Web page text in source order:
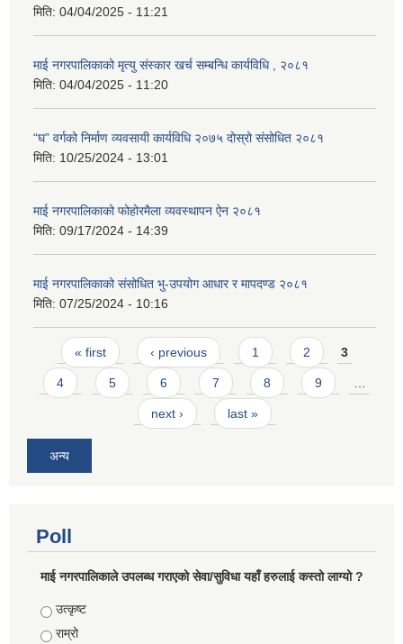
मिति: 04/04/2025 - 11:21
माई नगरपालिकाको मृत्यु संस्कार खर्च सम्बन्धि कार्यविधि , २०८१
मिति: 04/04/2025 - 11:20
“घ” वर्गको निर्माण व्यवसायी कार्यविधि २०७५ दोस्रो संसोधित २०८१
मिति: 10/25/2024 - 13:01
माई नगरपालिकाको फोहोरमैला व्यवस्थापन ऐन २०८१
मिति: 09/17/2024 - 14:39
माई नगरपालिकाको संसोधित भु-उपयोग आधार र मापदण्ड २०८१
मिति: 07/25/2024 - 10:16
Pages
« first ‹ previous 1 2 3
4 5 6 7 8 9 …
next › last »
अन्य
Poll
माई नगरपालिकाले उपलब्ध गराएको सेवा/सुविधा यहाँ हरुलाई कस्तो लाग्यो ?
Choices
उत्कृष्ट
राम्रो